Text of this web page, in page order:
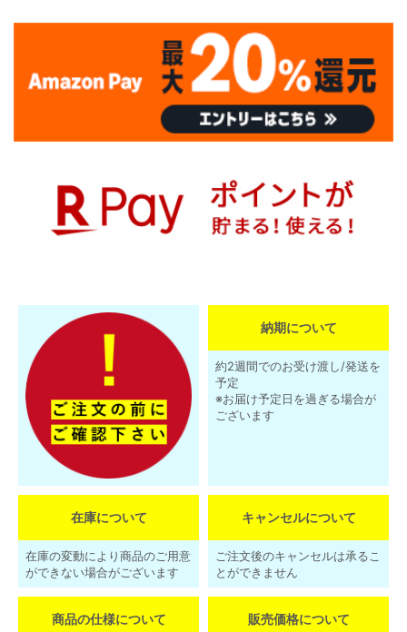
納期について
約2週間でのお受け渡し/発送を
予定
※お届け予定日を過ぎる場合が
ございます
在庫について
在庫の変動により商品のご用意
ができない場合がございます
キャンセルについて
ご注文後のキャンセルは承るこ
とができません
商品の仕様について 販売価格について